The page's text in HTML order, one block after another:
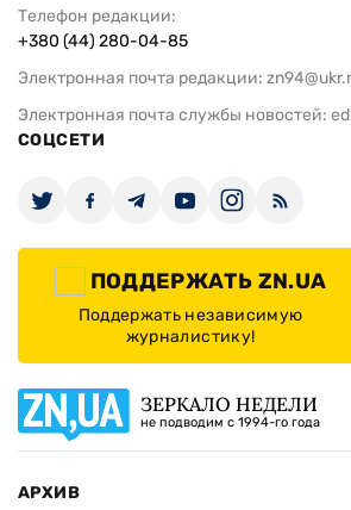
Телефон редакции:
+380 (44) 280-04-85
Электронная почта редакции:
Электронная почта службы новостей:
СОЦСЕТИ
ПОДДЕРЖАТЬ ZN.UA
Поддержать независимую
журналистику!
ЗЕРКАЛО НЕДЕЛИ
не подводим с 1994-го года
АРХИВ